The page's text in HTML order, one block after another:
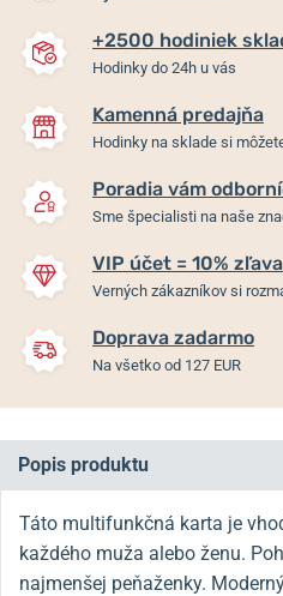
+2500 hodiniek
Hodinky do 24h u vás
Kamenná predajňa
Hodinky na sklade si
Poradia vám
Sme špecialisti na naše
VIP účet = 10% zľava
Verných zákazníkov si
Doprava zadarmo
Na všetko od 127 EUR
Popis produktu
Táto multifunkčná karta je
každého muža alebo ženu.
najmenšej peňaženky.